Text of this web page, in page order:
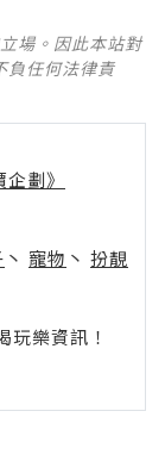
場。因此本站對
負任何法律責
劃》
丶 寵物 丶 扮靚
樂資訊！